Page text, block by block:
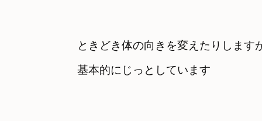
ときどき体の向きを変えたりします
基本的にじっとしています